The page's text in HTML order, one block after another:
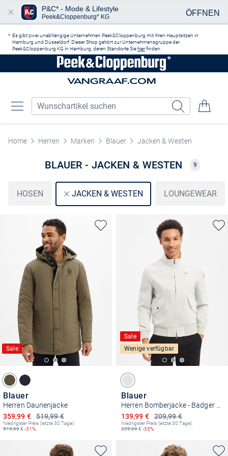
Es gibt zwei unabhängige Unternehmen Peek&Cloppenburg mit ihren Hauptsitzen in
Hamburg und Düsseldorf. Dieser Shop gehört zur Unternehmensgruppe der
Peek&Cloppenburg KG in Hamburg, deren Standorte Sie hierfinden.
Home Herren Marken Blauer Jacken & Westen
BLAUER - JACKEN & WESTEN 9
HOSEN JACKEN & WESTEN LOUNGEWEAR
Sale
Blauer
Herren Daunenjacke
519,99 €
Ermäßigter Preis
359,99 €
Niedrigster Preis (letzte 30 Tage):
519,99€ -31%
Sale
Wenige verfügbar
Blauer
209,99 €
Ermäßigter Preis
139,99 €
Niedrigster Preis (letzte 30 Tage):
209,99€ -33%
P&C* - Mode & Lifestyle
Peek&Cloppenburg* KG ÖFFNEN